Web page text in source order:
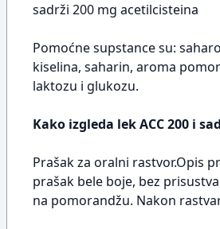
sadrži 200 mg acetilcisteina
Pomoćne supstance su:
kiselina, saharin, aroma
laktozu i glukozu.
Kako izgleda lek ACC 200 i
Prašak za oralni rastvor.Opis
prašak bele boje, bez
na pomorandžu. Nakon